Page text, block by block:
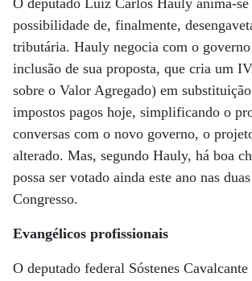
O deputado Luiz Carlos Hauly anima-se
possibilidade de, finalmente,
tributária. Hauly negocia com o
inclusão de sua proposta, que cria um
sobre o Valor Agregado) em
impostos pagos hoje, simplificando o
conversas com o novo governo, o
alterado. Mas, segundo Hauly, há boa
possa ser votado ainda este ano nas
Congresso.
Evangélicos profissionais
O deputado federal Sóstenes